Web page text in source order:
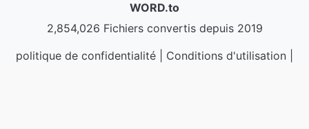
WORD.to
2,854,026 Fichiers convertis depuis 2019
politique de confidentialité
Conditions d'utilisation